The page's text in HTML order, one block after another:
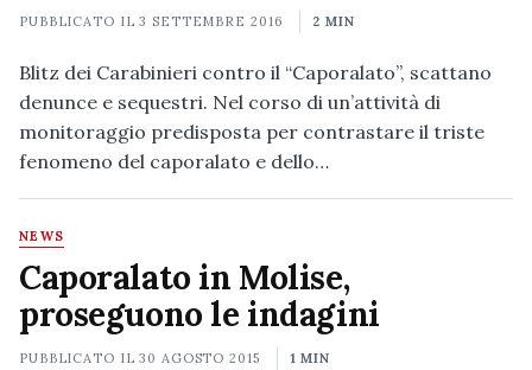
PUBBLICATO IL3 SETTEMBRE 2016 2 MIN
Blitz dei Carabinieri contro il “Caporalato”, scattano
denunce e sequestri. Nel corso di un’attività di
monitoraggio predisposta per contrastare il triste
fenomeno del caporalato e dello…
NEWS
Caporalato in Molise,
proseguono le indagini
PUBBLICATO IL30 AGOSTO 2015 1 MIN